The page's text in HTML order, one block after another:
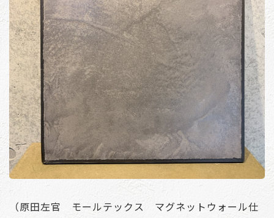
（原田左官 モールテックス マグネットウォール仕